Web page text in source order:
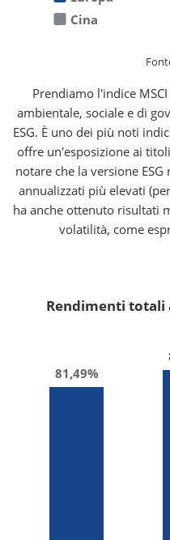
Cina
Prendiamo l'indice
ambientale, sociale e di
ESG. È uno dei più noti
offre un'esposizione ai
notare che la versione
annualizzati più elevati
ha anche ottenuto risultati
volatilità, come
Rendimenti totali
81,49%